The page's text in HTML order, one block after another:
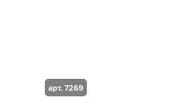
арт. 7269